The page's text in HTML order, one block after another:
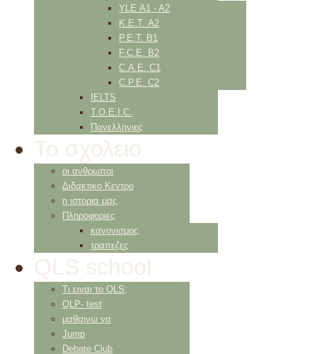
YLE Α1 - Α2
K.E.T. Α2
P.E.T. Β1
F.C.E. Β2
C.A.E. C1
C.P.E. C2
IELTS
Τ.Ο.Ε.Ι.C.
Πανελληνιες
Το σχολειο
οι ανθρωποι
Διδακτικο Κεντρο
η ιστορια μας
Πληροφοριες
κανονισμος
τραπεζες
QLS school
Τι ειναι το QLS;
QLP- test
μαθαινω να
Jump
Debate Club